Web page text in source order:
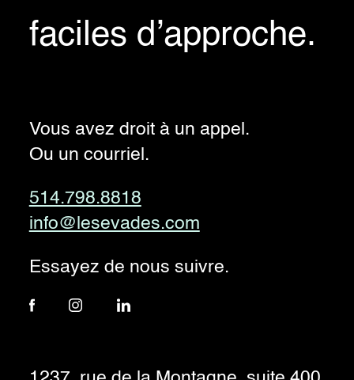
faciles d’approche.
Vous avez droit à un appel.
Ou un courriel.
514.798.8818
info@lesevades.com
Essayez de nous suivre.